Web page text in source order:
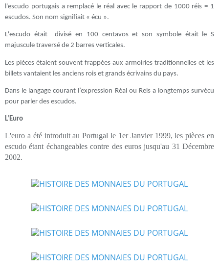
l'escudo portugais a remplacé le réal avec le rapport de 1000 réis = 1
escudos. Son nom signifiait « écu ».
L'escudo était divisé en 100 centavos et son symbole était le S
majuscule traversé de 2 barres verticales.
Les pièces étaient souvent frappées aux armoiries traditionnelles et les
billets vantaient les anciens rois et grands écrivains du pays.
Dans le langage courant l’expression Réal ou Reis a longtemps survécu
pour parler des escudos.
L‘Euro
L'euro a été introduit au Portugal le 1er Janvier 1999, les pièces en
escudo étant échangeables contre des euros jusqu'au 31 Décembre
2002.